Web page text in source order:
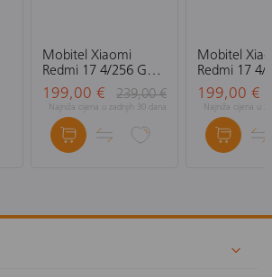
Mobitel Xiaomi
Redmi 17 4/256 GB,
crni
199,00 € 239,00 €
Najniža cijena u zadnjih 30 dana
Mobitel
Redmi 17 4/
zeleni
199,00 €
Najniža cijena u